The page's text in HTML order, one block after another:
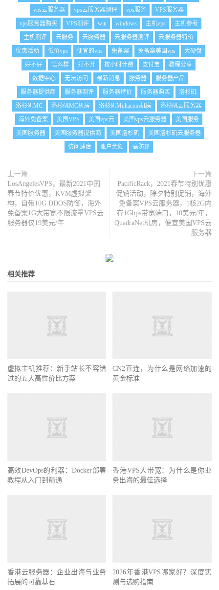
vps云服务器
vps云服务器测评 vps服务
VPS服务器
vps服务器购买
VPS测评 win windows 主机vps
主机参考
主机测评
云服务 云服务器 云服务器测评
云服务器特价
优惠活动
低价vps 便宜的vps 免备案 免备案美国vps
大硬盘
好不好
怎么样 打不开 按小时计费 支付宝
教程分享
数据中心
无法访问 最新消息 服务器
服务器产品
服务器提供商
服务器测评 服务器特价 服务器购买
洛杉矶
洛杉矶MC
洛杉矶MC机房 洛杉矶Multacom机房
洛杉矶云服务器
海外免备案
美国VPS 美国vps云 美国vps云服务器
美国服务
美国服务器
美国服务器提供商 美国洛杉矶
美国洛杉矶云服务器
访问速度
账户余额 高防IP
上一篇
LosAngelesVPS，最新2021中国
春节特价优惠，KVM虚拟架
构，自带10G DDOS防御，海外
免备案1G大带宽不限流量VPS云
服务器仅19美元/年
下一篇
PacificRack，2021春节特别优惠
促销活动，除夕特别促销，海外
免备案VPS云服务器，1核2G内
存1Gbps带宽端口，10美元/年，
QuadraNet机房，便宜美国VPS云
服务器
相关推荐
虚拟主机推荐：新手站长不容错
过的五大高性价比方案
CN2直连，为什么是网络加速的
黄金标准
高效DevOps的利器：Docker部署
教程从入门到精通
香港VPS大带宽：为什么是你业
务出海的最佳选择
香港云服务器：企业出海与业务
拓展的可靠基石
2026年香港VPS哪家好？深度实
测与选购指南